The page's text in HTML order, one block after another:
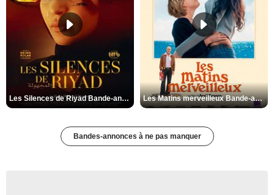
Les Silences de Riyad Bande-annonce VO STFR Les Matins merveilleux Bande-annonce VF
Bandes-annonces à ne pas manquer